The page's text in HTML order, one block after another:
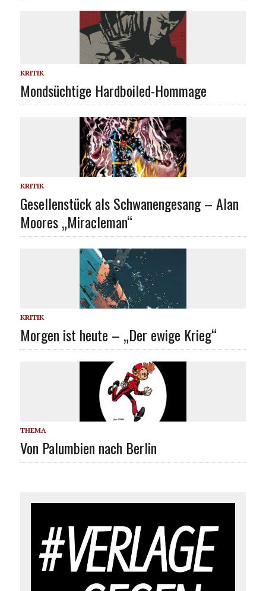
KRITIK
Mondsüchtige Hardboiled-Hommage
KRITIK
Gesellenstück als Schwanengesang – Alan
Moores „Miracleman“
KRITIK
Morgen ist heute – „Der ewige Krieg“
THEMA
Von Palumbien nach Berlin